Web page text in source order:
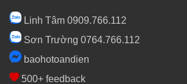
Linh Tâm 0909.766.112
Sơn Trường 0764.766.112
baohotoandien
500+ feedback